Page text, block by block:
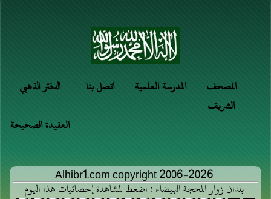
الدفتر الذهبي اتصل بنا المدرسة العلمية
المصحف
الشريف
العقيدة الصحيحة
Alhibr1.com copyright 2006-2026
بلدان زوار المحجة البيضاء : اضغط لمشاهدة إحصائيات هذا اليوم